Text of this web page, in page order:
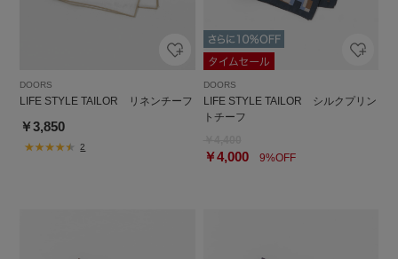
DOORS
LIFE STYLE TAILOR リネンチーフ
￥3,850
2
DOORS
LIFE STYLE TAILOR シルクプリン
トチーフ
￥4,0009%OFF